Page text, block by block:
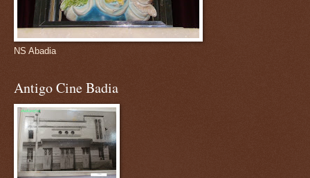
NS Abadia
Antigo Cine Badia